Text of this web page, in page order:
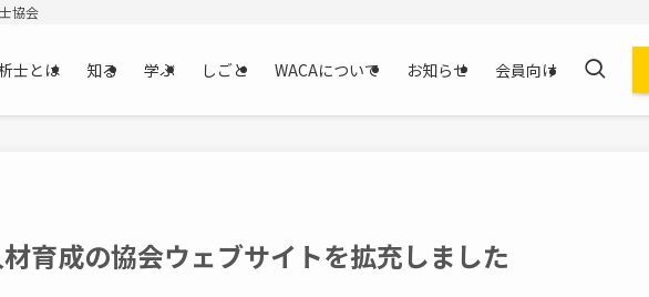
協会
士とは 知る 学ぶ しごと WACAについて お知らせ 会員向け
育成の協会ウェブサイトを拡充しました